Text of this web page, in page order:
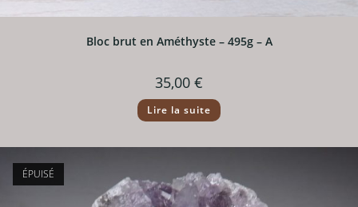
Bloc brut en Améthyste – 495g – A
35,00 €
Lire la suite
ÉPUISÉ